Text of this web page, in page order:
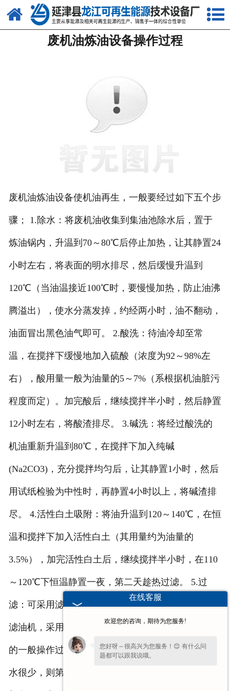
网站首页
关于我们
资质荣誉
联系我们
废机油炼油设备操作过程
废机油炼油设备使机油再生，一般要经过如下五个步
骤； 1.除水：将废机油收集到集油池除水后，置于
炼油锅内，升温到70～80℃后停止加热，让其静置24
小时左右，将表面的明水排尽，然后缓慢升温到
120℃（当油温接近100℃时，要慢慢加热，防止油沸
腾溢出），使水分蒸发掉，约经两小时，油不翻动，
油面冒出黑色油气即可。 2.酸洗：待油冷却至常
温，在搅拌下缓慢地加入硫酸（浓度为92～98%左
右），酸用量一般为油量的5～7%（系根据机油脏污
程度而定）。加完酸后，继续搅拌半小时，然后静置
12小时左右，将酸渣排尽。 3.碱洗：将经过酸洗的
机油重新升温到80℃，在搅拌下加入纯碱
(Na2CO3)，充分搅拌均匀后，让其静置1小时，然后
用试纸检验为中性时，再静置4小时以上，将碱渣排
尽。 4.活性白土吸附：将油升温到120～140℃，在恒
温和搅拌下加入活性白土（其用量约为油量的
3.5%），加完活性白土后，继续搅拌半小时，在110
～120℃下恒温静置一夜，第二天趁热过滤。 5.过
滤：可采用滤油机过滤，过滤后即得合格机油。如无
滤油机，采用布袋吊滤法也可。 以上即为提纯机油
的一般操作过程，但应根据实际情况而定。如含杂质
水很少，则第一步可省掉；如经过酸碱处理后，油的
在线客服
欢迎您的咨询，期待为您服务!
您好呀～很高兴为您服务！😊 有什么问
题都可以跟我说哦。